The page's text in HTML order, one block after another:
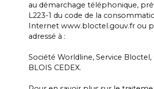
au démarchage téléphonique,
L223-1 du code de la
Internet www.bloctel.gouv.fr ou
adressé à :
Société Worldline, Service Bloctel,
BLOIS CEDEX.